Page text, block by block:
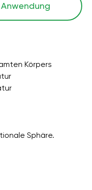
Körpers
Sphäre.